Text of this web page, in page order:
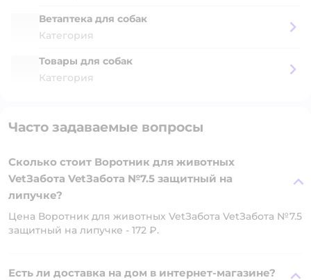
Ветаптека для собак
Категория
Товары для собак
Категория
Часто задаваемые вопросы
Сколько стоит Воротник для животных
VetЗабота VetЗабота №7.5 защитный на
липучке?
Цена Воротник для животных VetЗабота VetЗабота №7.5
защитный на липучке - 172 ₽.
Есть ли доставка на дом в интернет-магазине?